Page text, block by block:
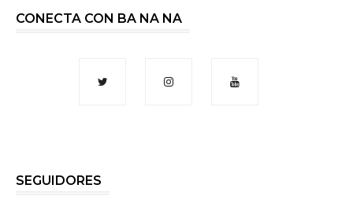
CONECTA CON BA NA NA
SEGUIDORES